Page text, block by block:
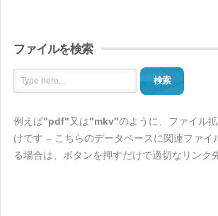
ファイルを検索
検索
例えば"pdf"又は"mkv"のように、ファイル
けです – こちらのデータベースに関連ファイ
る場合は、ボタンを押すだけで適切なリンク